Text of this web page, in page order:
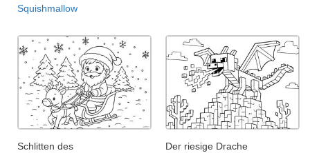
Squishmallow
Schlitten des
Der riesige Drache